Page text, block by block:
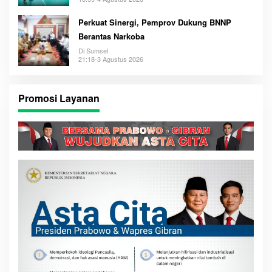
Perkuat Sinergi, Pemprov Dukung BNNP
Berantas Narkoba
Di Sumsel
21:18-3 Agustus 2026
Promosi Layanan